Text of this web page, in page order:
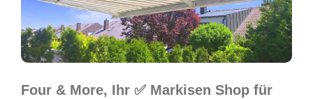
Four & More, Ihr ✅ Markisen Shop für